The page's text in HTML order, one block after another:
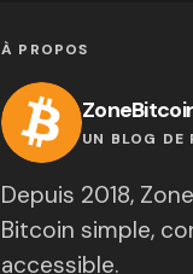
À PROPOS
UN BLOG DE
Depuis 2018,
Bitcoin simple,
accessible.